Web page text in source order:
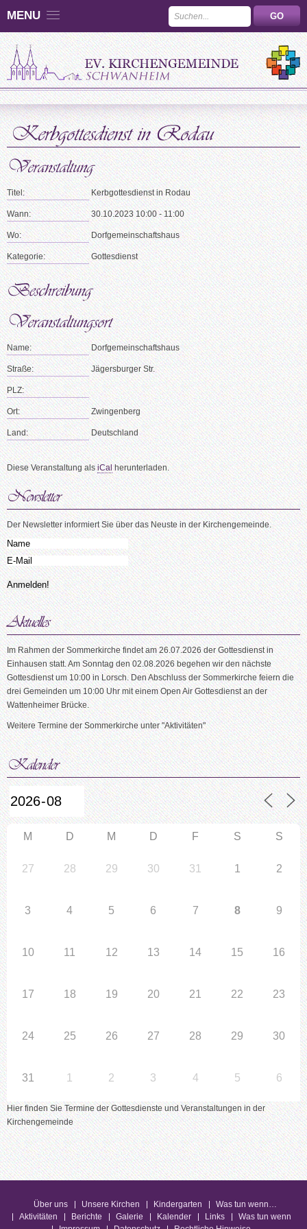
MENU
Titel: Kerbgottesdienst in Rodau
Wann: 30.10.2023 10:00 - 11:00
Wo: Dorfgemeinschaftshaus
Kategorie: Gottesdienst
Name: Dorfgemeinschaftshaus
Straße: Jägersburger Str.
PLZ:
Ort: Zwingenberg
Land: Deutschland
Diese Veranstaltung alsiCalherunterladen.
Der Newsletter informiert Sie über das Neuste in der Kirchengemeinde.
Im Rahmen der Sommerkirche findet am 26.07.2026 der Gottesdienst in
Einhausen statt. Am Sonntag den 02.08.2026 begehen wir den nächste
Gottesdienst um 10:00 in Lorsch. Den Abschluss der Sommerkirche feiern die
drei Gemeinden um 10:00 Uhr mit einem Open Air Gottesdienst an der
Wattenheimer Brücke.
Weitere Termine der Sommerkirche unter "Aktivitäten"
M D M D F S S
27 28 29 30 31 1 2
3 4 5 6 7 8 9
10 11 12 13 14 15 16
17 18 19 20 21 22 23
24 25 26 27 28 29 30
31 1 2 3 4 5 6
Hier finden Sie Termine der Gottesdienste und Veranstaltungen in der
Kirchengemeinde
Über uns Unsere Kirchen Kindergarten
Was tun wenn…
Aktivitäten
Berichte Galerie Kalender Links
Was tun wenn